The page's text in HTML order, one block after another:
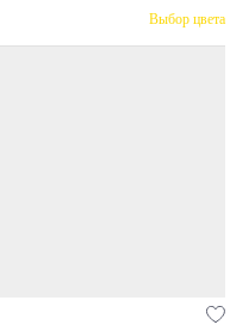
Выбор цвета